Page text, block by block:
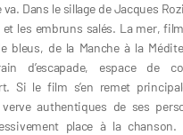
va. Dans le sillage de Jacques
les embruns salés. La mer,
bleus, de la Manche à la
d’escapade, espace de
Si le film s’en remet
authentiques de ses
place à la